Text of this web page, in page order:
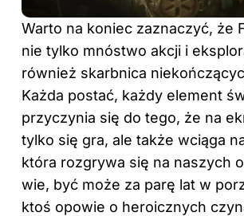
Warto na koniec zaznaczyć, że
nie tylko mnóstwo akcji i
również skarbnica
Każda postać, każdy element
przyczynia się do tego, że na
tylko się gra, ale także wciąga
która rozgrywa się na naszych
wie, być może za parę lat w
ktoś opowie o heroicznych